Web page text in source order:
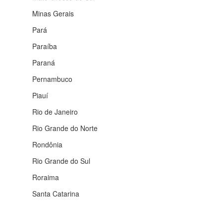
Minas Gerais
Pará
Paraíba
Paraná
Pernambuco
Piauí
Rio de Janeiro
Rio Grande do Norte
Rondônia
Rio Grande do Sul
Roraima
Santa Catarina